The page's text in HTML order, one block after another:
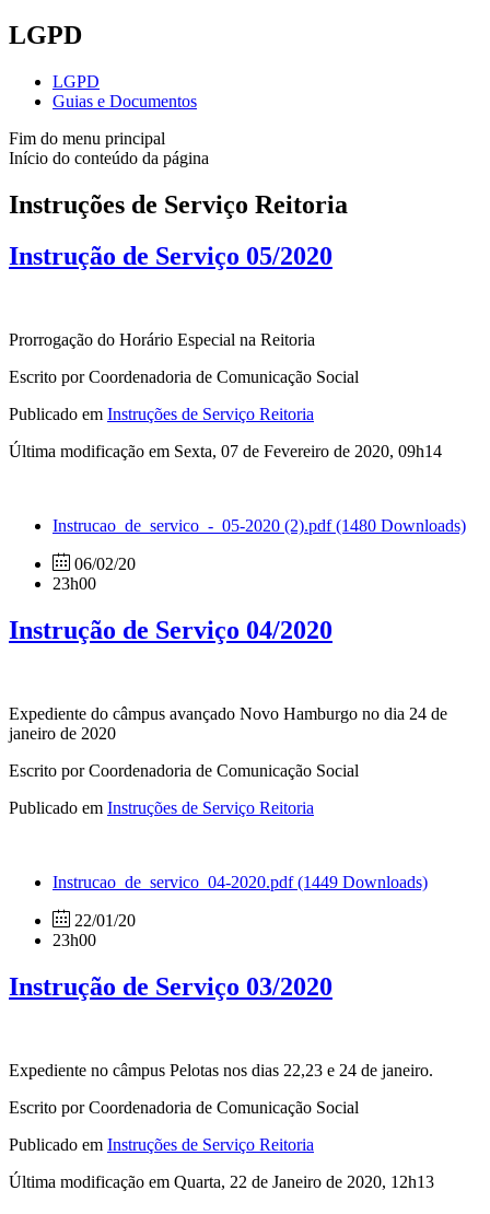
LGPD
LGPD
Guias e Documentos
Fim do menu principal
Início do conteúdo da página
Instruções de Serviço Reitoria
Instrução de Serviço 05/2020
Prorrogação do Horário Especial na Reitoria
Escrito por Coordenadoria de Comunicação Social
Publicado em Instruções de Serviço Reitoria
Última modificação em Sexta, 07 de Fevereiro de 2020, 09h14
Instrucao_de_servico_-_05-2020 (2).pdf(1480 Downloads)
06/02/20
23h00
Instrução de Serviço 04/2020
Expediente do câmpus avançado Novo Hamburgo no dia 24 de
janeiro de 2020
Escrito por Coordenadoria de Comunicação Social
Publicado em Instruções de Serviço Reitoria
Instrucao_de_servico_04-2020.pdf(1449 Downloads)
22/01/20
23h00
Instrução de Serviço 03/2020
Expediente no câmpus Pelotas nos dias 22,23 e 24 de janeiro.
Escrito por Coordenadoria de Comunicação Social
Publicado em Instruções de Serviço Reitoria
Última modificação em Quarta, 22 de Janeiro de 2020, 12h13